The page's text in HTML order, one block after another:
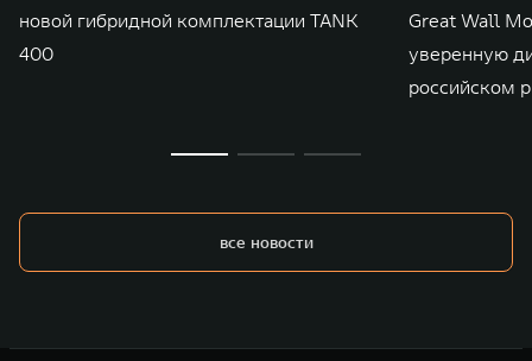
новой гибридной комплектации TANK
400
Great Wall
уверенную
российском
все новости